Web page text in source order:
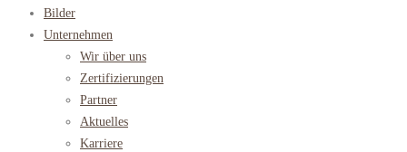
Bilder
Unternehmen
Wir über uns
Zertifizierungen
Partner
Aktuelles
Karriere